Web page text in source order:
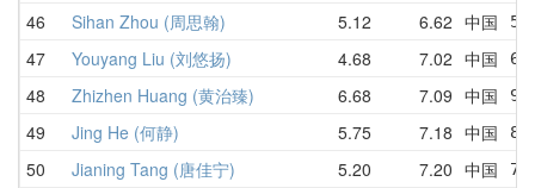
46 Sihan Zhou (周思翰) 5.12 6.62 中国
47 Youyang Liu (刘悠扬) 4.68 7.02 中国
48 Zhizhen Huang (黄治臻) 6.68 7.09 中国
49 Jing He (何静) 5.75 7.18 中国
50 Jianing Tang (唐佳宁) 5.20 7.20 中国